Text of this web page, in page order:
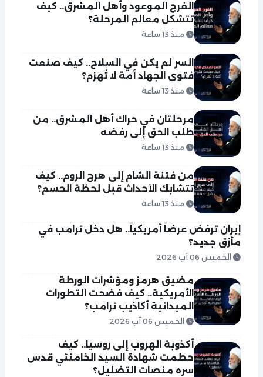
الفرج الموعود وأهل المشرق.. كيف
تتشكل معالم المرحلة؟
منذ 13 ساعة
السر لم يكن في السلاح.. كيف صنعت
فتوى الجهاد أمة لا تُهزم؟
منذ 13 ساعة
مرحلتان في حراك أهل المشرق.. من
طلب الحق إلى رفضه
منذ 13 ساعة
من فتنة الشام إلى هرج الروم.. كيف
تتشابك الأحداث قبل لحظة الحسم؟
منذ 13 ساعة
إيران ترفض عرضاً أمريكياً.. هل دخل ترامب في
مأزق جديد؟
الخميس 06 آب 2026
مضيق هرمز ومؤشرات الورطة
الأمريكية.. كيف فضحت التطورات
الميدانية أكاذيب ترامب؟
الخميس 06 آب 2026
أكذوبة الهروب إلى روسيا.. كيف
حطمت شهادة السيد الخامنئي قدس
سره منصات التضليل؟